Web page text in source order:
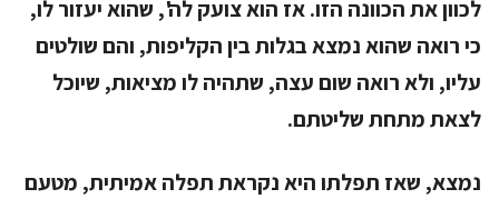
לכוון את הכוונה הזו. אז הוא צועק לה', שהוא יעזור לו,
כי רואה שהוא נמצא בגלות בין הקליפות, והם שולטים
עליו, ולא רואה שום עצה, שתהיה לו מציאות, שיוכל
לצאת מתחת שליטתם.
נמצא, שאז תפלתו היא נקראתתפלה אמיתית, מטעם